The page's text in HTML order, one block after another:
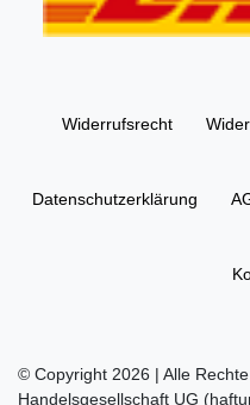
Widerrufs­recht
Daten­schutz­erklärung
© Copyright 2026 | Alle
Handelsgesellschaft UG